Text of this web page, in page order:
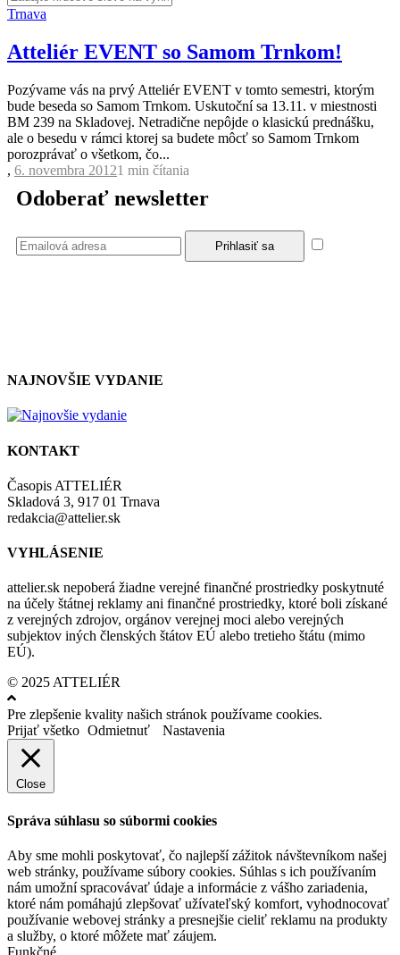
Trnava
Atteliér EVENT so Samom Trnkom!
Pozývame vás na prvý Atteliér EVENT v tomto semestri, ktorým
bude beseda so Samom Trnkom. Uskutoční sa 13.11. v miestnosti
BM 239 na Skladovej. Netradične nepôjde o klasickú prednášku,
ale o besedu v rámci ktorej sa budete môcť so Samom Trnkom
porozprávať o všetkom, čo...
, 6. novembra 20121 min čítania
Odoberať newsletter
NAJNOVŠIE VYDANIE
KONTAKT
Časopis ATTELIÉR
Skladová 3, 917 01 Trnava
redakcia@attelier.sk
VYHLÁSENIE
attelier.sk nepoberá žiadne verejné finančné prostriedky poskytnuté
na účely štátnej reklamy ani finančné prostriedky, ktoré boli získané
z verejných zdrojov, orgánov verejnej moci alebo verejných
subjektov iných členských štátov EÚ alebo tretieho štátu (mimo
EÚ).
© 2025 ATTELIÉR
Pre zlepšenie kvality našich stránok používame cookies.
Prijať všetko Odmietnuť Nastavenia
Close
Správa súhlasu so súbormi cookies
Aby sme mohli poskytovať, čo najlepší zážitok návštevníkom našej
web stránky, používame súbory cookies. Súhlas s ich používaním
nám umožní spracovávať údaje a informácie z vášho zariadenia,
ktoré nám pomáhajú zlepšovať užívateľský komfort, vyhodnocovať
používanie webovej stránky a presnejšie cieliť reklamu na produkty
a služby, o ktoré môžete mať záujem.
Funkčné